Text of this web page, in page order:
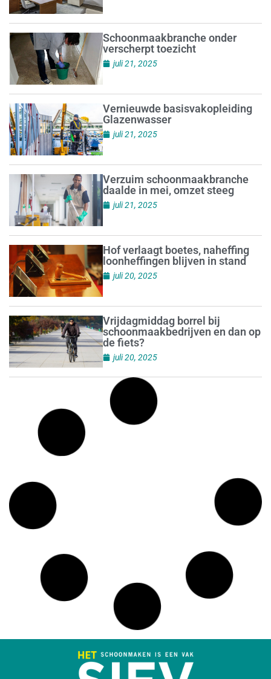
Schoonmaakbranche onder
verscherpt toezicht
juli 21, 2025
Vernieuwde basisvakopleiding
Glazenwasser
juli 21, 2025
Verzuim schoonmaakbranche
daalde in mei, omzet steeg
juli 21, 2025
Hof verlaagt boetes, naheffing
loonheffingen blijven in stand
juli 20, 2025
Vrijdagmiddag borrel bij
schoonmaakbedrijven en dan op
de fiets?
juli 20, 2025